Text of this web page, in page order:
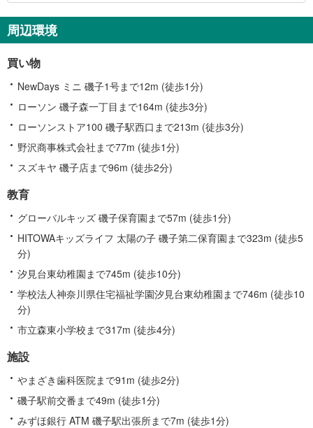
区
に
す
る
周辺環境
買い物
NewDays ミニ 磯子1号まで12m (徒歩1分)
ローソン 磯子森一丁目まで164m (徒歩3分)
ローソンストア100 磯子駅西口まで213m (徒歩3分)
野沢商事株式会社まで77m (徒歩1分)
スズキヤ 磯子店まで96m (徒歩2分)
教育
グローバルキッズ 磯子保育園まで57m (徒歩1分)
HITOWAキッズライフ 太陽の子 磯子第二保育園まで323m (徒歩5
分)
汐見台東幼稚園まで745m (徒歩10分)
学校法人神奈川県住宅福祉学園汐見台東幼稚園まで746m (徒歩10
分)
市立森東小学校まで317m (徒歩4分)
施設
やまざき歯科医院まで91m (徒歩2分)
磯子駅前交番まで49m (徒歩1分)
みずほ銀行 ATM 磯子駅出張所まで7m (徒歩1分)